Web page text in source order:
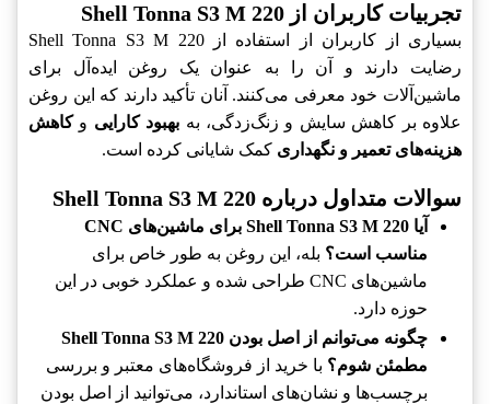
تجربیات کاربران از Shell Tonna S3 M 220
بسیاری از کاربران از استفاده از Shell Tonna S3 M 220
رضایت دارند و آن را به عنوان یک روغن ایده‌آل برای
ماشین‌آلات خود معرفی می‌کنند. آنان تأکید دارند که این روغن
علاوه بر کاهش سایش و زنگ‌زدگی، به بهبود کارایی وکاهش
هزینه‌های تعمیر و نگهداری کمک شایانی کرده است.
سوالات متداول درباره Shell Tonna S3 M 220
آیا Shell Tonna S3 M 220 برای ماشین‌های CNC
مناسب است؟ بله، این روغن به طور خاص برای
ماشین‌های CNC طراحی شده و عملکرد خوبی در این
حوزه دارد.
چگونه می‌توانم از اصل بودن Shell Tonna S3 M 220
مطمئن شوم؟ با خرید از فروشگاه‌های معتبر و بررسی
برچسب‌ها و نشان‌های استاندارد، می‌توانید از اصل بودن